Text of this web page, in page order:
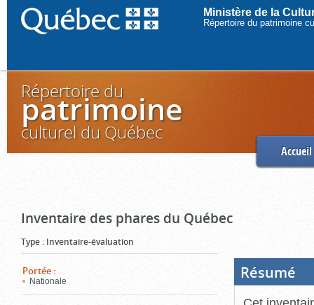
Ministère de la
Répertoire du patrimoine
Répertoire du
patrimoine
culturel du Québec
Accueil
Inventaire des phares du Québec
Type : Inventaire-évaluation
Portée :
Nationale Résumé